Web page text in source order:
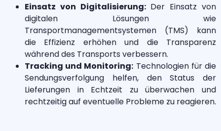
Einsatz von Digitalisierung:Der Einsatz von
digitalen Lösungen wie
Transportmanagementsystemen (TMS) kann
die Effizienz erhöhen und die Transparenz
während des Transports verbessern.
Tracking und Monitoring: Technologien für die
Sendungsverfolgung helfen, den Status der
Lieferungen in Echtzeit zu überwachen und
rechtzeitig auf eventuelle Probleme zu reagieren.